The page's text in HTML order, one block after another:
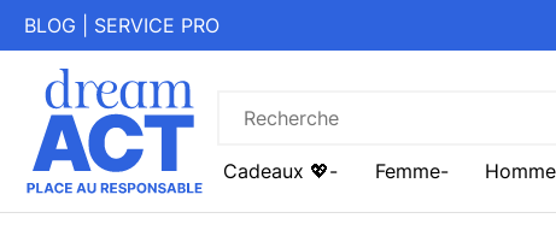
BLOG SERVICE PRO
Cadeaux 💖 Femme Homme